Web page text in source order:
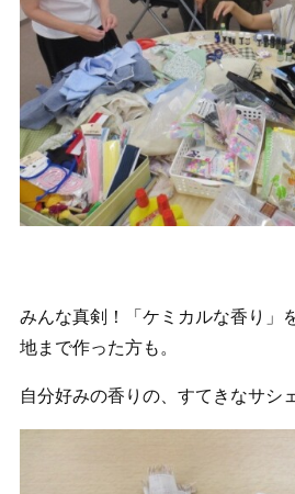
みんな真剣！「ケミカルな香り」
地まで作った方も。
自分好みの香りの、すてきなサシ